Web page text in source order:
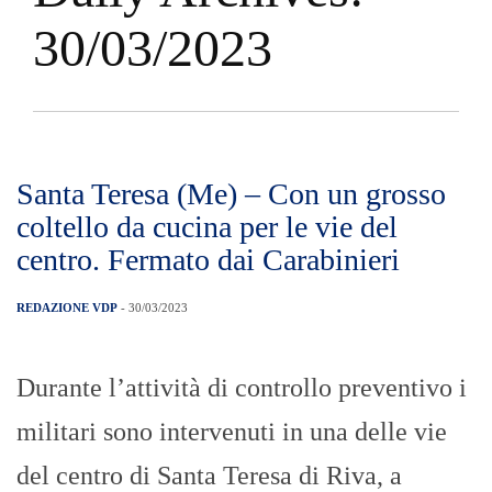
30/03/2023
Santa Teresa (Me) – Con un grosso
coltello da cucina per le vie del
centro. Fermato dai Carabinieri
REDAZIONE VDP - 30/03/2023
Durante l’attività di controllo preventivo i
militari sono intervenuti in una delle vie
del centro di Santa Teresa di Riva, a